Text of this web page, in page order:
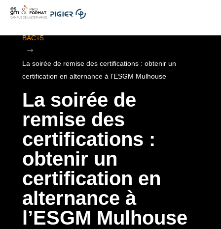
BAC+5
$
La soirée de remise des certifications : obtenir un
certification en alternance à l’ESGM Mulhouse
La soirée de
remise des
certifications :
obtenir un
certification en
alternance à
l’ESGM Mulhouse